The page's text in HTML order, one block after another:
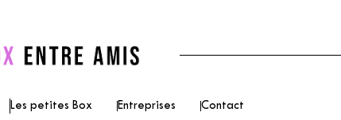
Les petites Box Entreprises Contact